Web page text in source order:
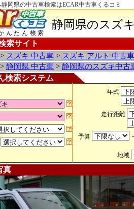
岡県の中古車検索はECAR中古車くるコミ
んたん検索
静岡県のスズ
索サイト
スズキ 中古車 > スズキ アルト 中古
静岡県 中古車 > 静岡県のスズキ中古
検索システム
年式
走行距離
予算
地域
真